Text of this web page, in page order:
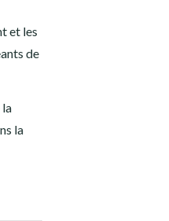
et les
de
la
la